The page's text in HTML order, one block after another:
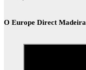
O Europe Direct Madeira